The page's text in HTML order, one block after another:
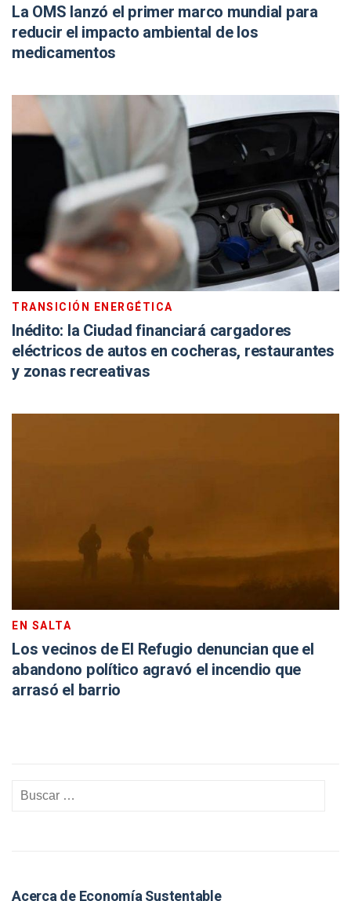
La OMS lanzó el primer marco mundial para
reducir el impacto ambiental de los
medicamentos
TRANSICIÓN ENERGÉTICA
Inédito: la Ciudad financiará cargadores
eléctricos de autos en cocheras, restaurantes
y zonas recreativas
EN SALTA
Los vecinos de El Refugio denuncian que el
abandono político agravó el incendio que
arrasó el barrio
Acerca de Economía Sustentable